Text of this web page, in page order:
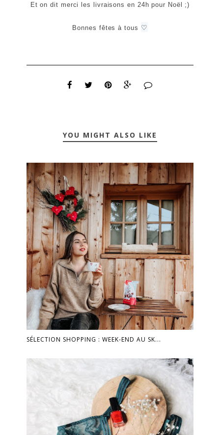
Et on dit merci les livraisons en 24h pour Noël ;)
Bonnes fêtes à tous ♡
YOU MIGHT ALSO LIKE
SÉLECTION SHOPPING : WEEK-END AU SK...